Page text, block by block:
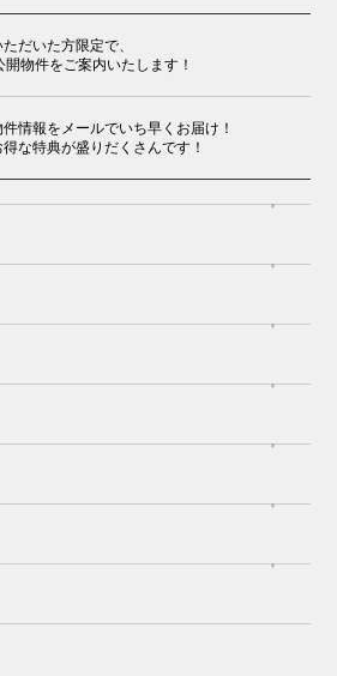
だいた方限定で、
開物件をご案内いたします！
情報をメールでいち早くお届け！
な特典が盛りだくさんです！